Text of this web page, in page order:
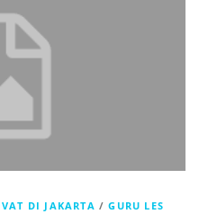
DI JAKARTA /GURU LES